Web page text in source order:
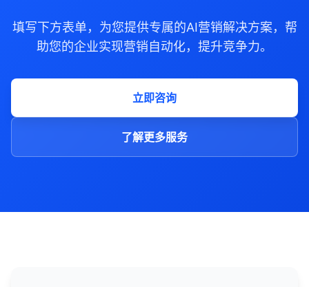
填写下方表单，为您提供专属的AI营销解决方案，帮
助您的企业实现营销自动化，提升竞争力。
立即咨询
了解更多服务